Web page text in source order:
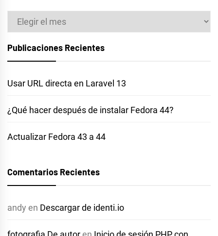
Archivos
Publicaciones Recientes
Usar URL directa en Laravel 13
¿Qué hacer después de instalar Fedora 44?
Actualizar Fedora 43 a 44
Comentarios Recientes
andy en Descargar de identi.io